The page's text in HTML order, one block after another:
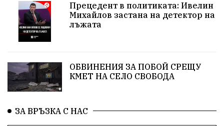
Прецедент в политиката: Ивелин
Михайлов застана на детектор на
лъжата
ОБВИНЕНИЯ ЗА ПОБОЙ СРЕЩУ
КМЕТ НА СЕЛО СВОБОДА
ЗА ВРЪЗКА С НАС